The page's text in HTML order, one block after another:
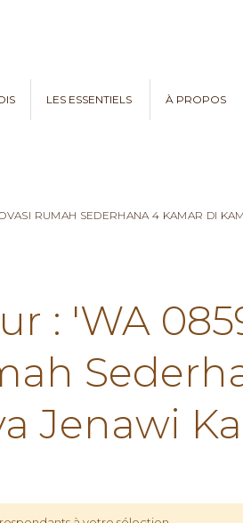
LES ESSENTIELS À PROPOS
RUMAH SEDERHANA 4 KAMAR DI
: 'WA
Jenawi